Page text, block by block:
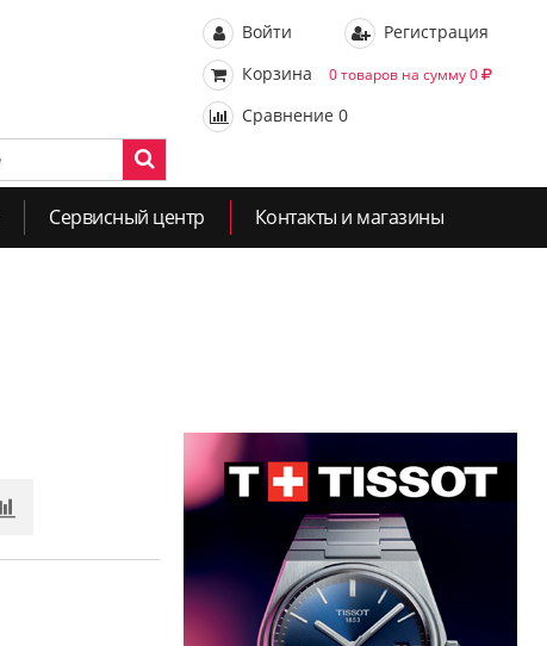
Войти
Регистрация
Корзина
0 товаров на сумму 0
Сравнение 0
Сервисный центр Контакты и магазины